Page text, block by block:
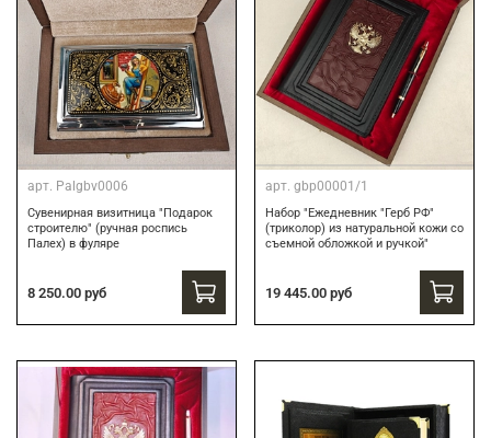
арт. Palgbv0006
Сувенирная визитница "Подарок
строителю" (ручная роспись
Палех) в фуляре
8 250.00 руб
арт. gbp00001/1
Набор "Ежедневник "Герб РФ"
(триколор) из натуральной кожи со
съемной обложкой и ручкой"
19 445.00 руб